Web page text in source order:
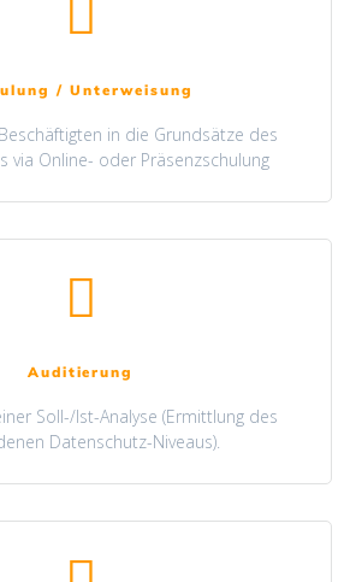
/ Unterweisung
in die Grundsätze des
via Online- oder Präsenzschulung
Auditierung
Soll-/Ist-Analyse (Ermittlung des
Datenschutz-Niveaus).